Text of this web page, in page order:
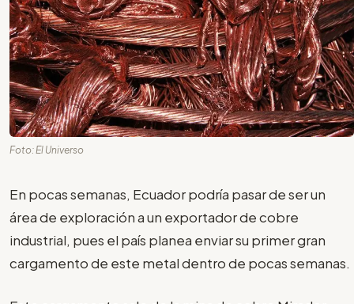
Foto: El Universo
En pocas semanas, Ecuador podría pasar de ser un
área de exploración a un exportador de cobre
industrial, pues el país planea enviar su primer gran
cargamento de este metal dentro de pocas semanas.